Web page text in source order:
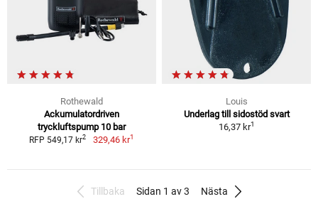
Rothewald
Ackumulatordriven
tryckluftspump 10 bar
RFP 549,17 kr2 329,46 kr1
Louis
Underlag till sidostöd svart
16,37 kr1
Tillbaka Sidan 1 av 3 Nästa